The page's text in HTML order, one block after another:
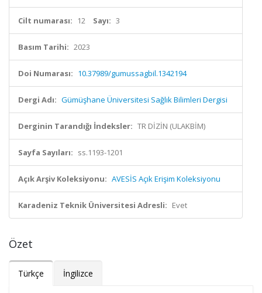
Cilt numarası: 12 Sayı: 3
Basım Tarihi: 2023
Doi Numarası: 10.37989/gumussagbil.1342194
Dergi Adı: Gümüşhane Üniversitesi Sağlık Bilimleri Dergisi
Derginin Tarandığı İndeksler: TR DİZİN (ULAKBİM)
Sayfa Sayıları: ss.1193-1201
Açık Arşiv Koleksiyonu: AVESİS Açık Erişim Koleksiyonu
Karadeniz Teknik Üniversitesi Adresli: Evet
Özet
Türkçe İngilizce